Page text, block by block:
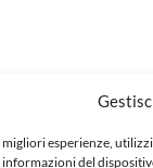
esperienze,
informazioni del